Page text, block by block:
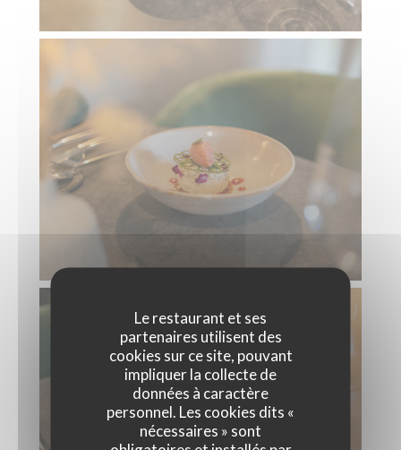
Le restaurant et ses
partenaires utilisent des
cookies sur ce site, pouvant
impliquer la collecte de
données à caractère
personnel. Les cookies dits «
nécessaires » sont